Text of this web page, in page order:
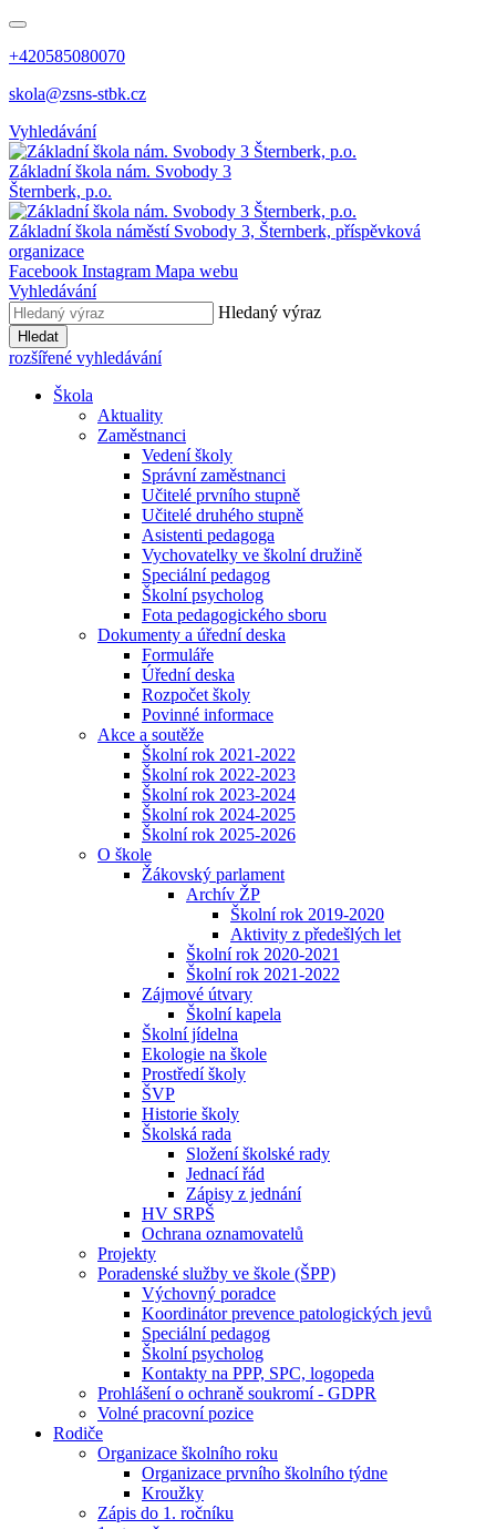
+420585080070
skola@zsns-stbk.cz
Vyhledávání
Základní škola nám. Svobody 3
Šternberk, p.o.
Základní škola náměstí Svobody 3, Šternberk, příspěvková
organizace
Facebook Instagram Mapa webu
Vyhledávání
Hledaný výraz
Hledat
rozšířené vyhledávání
Škola
Aktuality
Zaměstnanci
Vedení školy
Správní zaměstnanci
Učitelé prvního stupně
Učitelé druhého stupně
Asistenti pedagoga
Vychovatelky ve školní družině
Speciální pedagog
Školní psycholog
Fota pedagogického sboru
Dokumenty a úřední deska
Formuláře
Úřední deska
Rozpočet školy
Povinné informace
Akce a soutěže
Školní rok 2021-2022
Školní rok 2022-2023
Školní rok 2023-2024
Školní rok 2024-2025
Školní rok 2025-2026
O škole
Žákovský parlament
Archív ŽP
Školní rok 2019-2020
Aktivity z předešlých let
Školní rok 2020-2021
Školní rok 2021-2022
Zájmové útvary
Školní kapela
Školní jídelna
Ekologie na škole
Prostředí školy
ŠVP
Historie školy
Školská rada
Složení školské rady
Jednací řád
Zápisy z jednání
HV SRPŠ
Ochrana oznamovatelů
Projekty
Poradenské služby ve škole (ŠPP)
Výchovný poradce
Koordinátor prevence patologických jevů
Speciální pedagog
Školní psycholog
Kontakty na PPP, SPC, logopeda
Prohlášení o ochraně soukromí - GDPR
Volné pracovní pozice
Rodiče
Organizace školního roku
Organizace prvního školního týdne
Kroužky
Zápis do 1. ročníku